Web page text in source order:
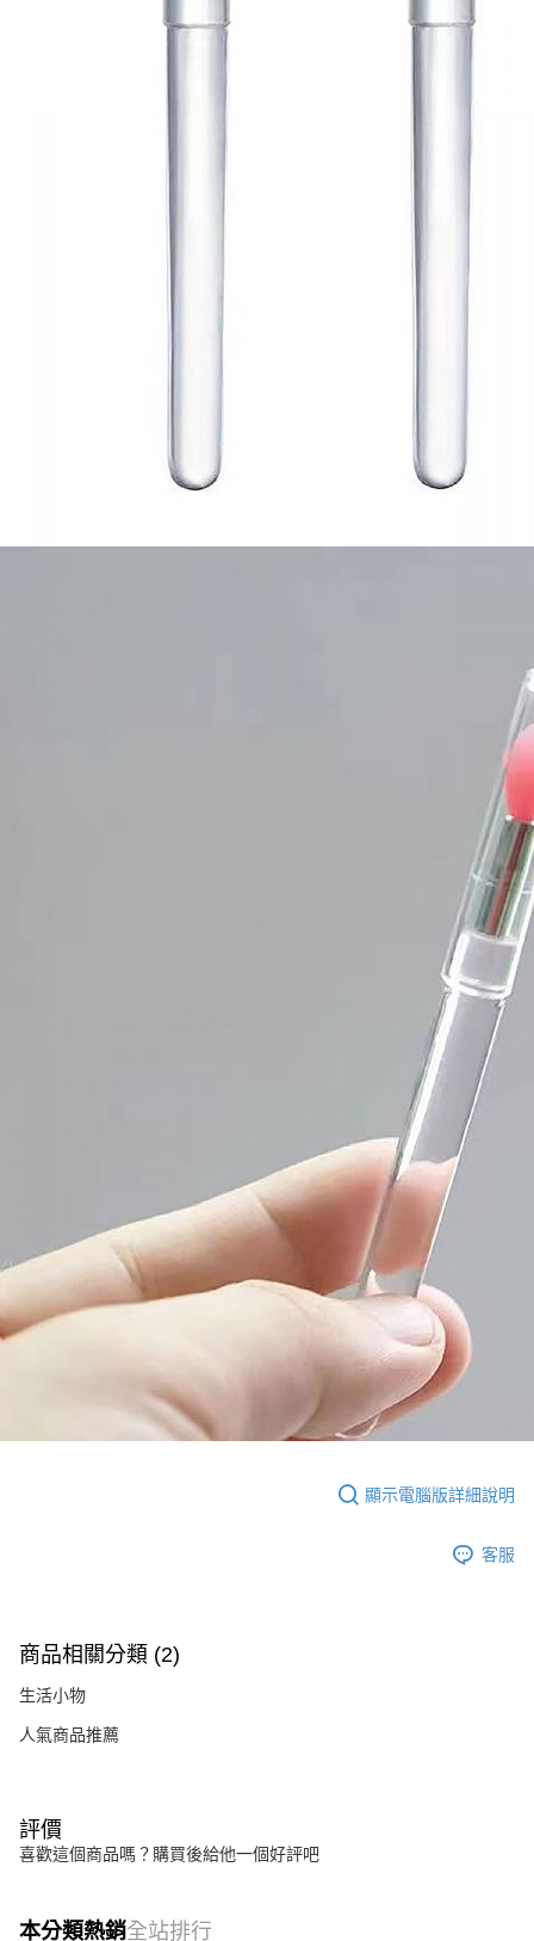
顯示電腦版詳細說明
客服
商品相關分類 (2)
生活小物
人氣商品推薦
評價
喜歡這個商品嗎？購買後給他一個好評吧
本分類熱銷全站排行